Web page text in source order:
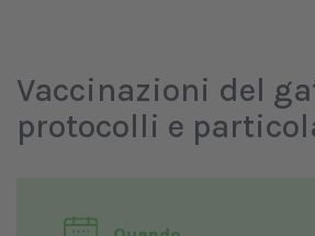
Vaccinazioni del
protocolli e